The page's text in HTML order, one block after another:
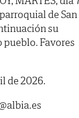
de San
su
Favores
de 2026.